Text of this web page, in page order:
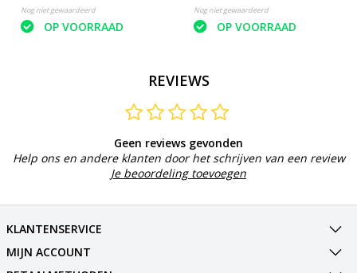
Nog niet gewaardeerd
OP VOORRAAD
Nog niet gewaardeerd
OP VOORRAAD
REVIEWS
Geen reviews gevonden
Help ons en andere klanten door het schrijven van een review
Je beoordeling toevoegen
KLANTENSERVICE
MIJN ACCOUNT